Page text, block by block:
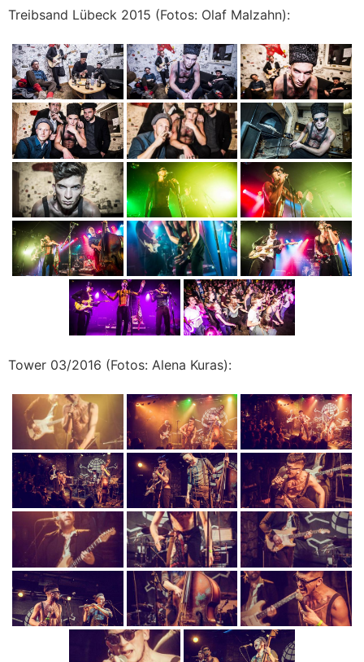
Treibsand Lübeck 2015 (Fotos: Olaf Malzahn):
Tower 03/2016 (Fotos: Alena Kuras):